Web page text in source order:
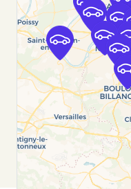
PARIS, 75018
Voir l'agence
Free2move Rent -
ARGENTEUIL (P)
117 BD JEAN
ARGENTEUIL, FR-95,
Voir l'agence